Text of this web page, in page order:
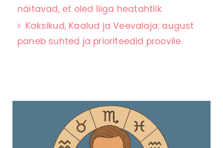
näitavad, et oled liiga heatahtlik
Kaksikud, Kaalud ja Veevalaja: august
paneb suhted ja prioriteedid proovile